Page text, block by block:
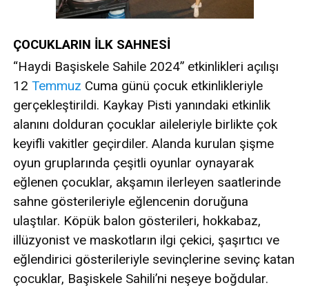
ÇOCUKLARIN İLK SAHNESİ
“Haydi Başiskele Sahile 2024” etkinlikleri açılışı
12 Temmuz Cuma günü çocuk etkinlikleriyle
gerçekleştirildi. Kaykay Pisti yanındaki etkinlik
alanını dolduran çocuklar aileleriyle birlikte çok
keyifli vakitler geçirdiler. Alanda kurulan şişme
oyun gruplarında çeşitli oyunlar oynayarak
eğlenen çocuklar, akşamın ilerleyen saatlerinde
sahne gösterileriyle eğlencenin doruğuna
ulaştılar. Köpük balon gösterileri, hokkabaz,
illüzyonist ve maskotların ilgi çekici, şaşırtıcı ve
eğlendirici gösterileriyle sevinçlerine sevinç katan
çocuklar, Başiskele Sahili’ni neşeye boğdular.